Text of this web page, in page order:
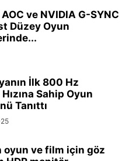
ve NVIDIA G-SYNC
Düzey Oyun
İlk 800 Hz
Sahip Oyun
Tanıttı
oyun ve film için göz